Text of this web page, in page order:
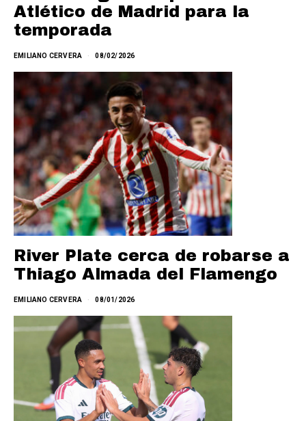
Atlético de Madrid para la
temporada
EMILIANO CERVERA 08/02/2026
River Plate cerca de robarse a
Thiago Almada del Flamengo
EMILIANO CERVERA 08/01/2026